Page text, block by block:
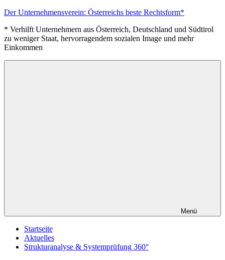
Zum
springen
Der Unternehmensverein: Österreichs beste Rechtsform*
* Verhilft Unternehmern aus Österreich, Deutschland und Südtirol
zu weniger Staat, hervorragendem sozialen Image und mehr
Einkommen
Menü
Startseite
Aktuelles
Strukturanalyse & Systemprüfung 360°